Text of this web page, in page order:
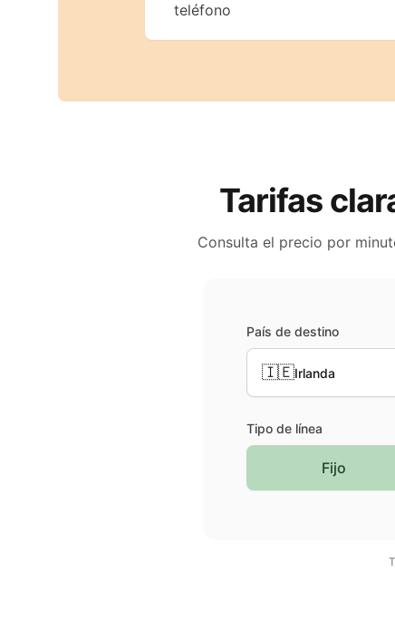
teléfono
Tarifas
Consulta el precio por
País de destino
🇮🇪Irlanda
Tipo de línea
Fijo